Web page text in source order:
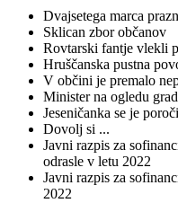
Dvajsetega marca
Sklican zbor občanov
Rovtarski fantje vlekli
Hruščanska pustna
V občini je premalo
Minister na ogledu
Jeseničanka se je
Dovolj si ...
Javni razpis za
odrasle v letu 2022
Javni razpis za
2022